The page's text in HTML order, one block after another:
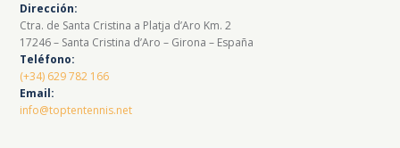
Dirección:
Ctra. de Santa Cristina a Platja d’Aro Km. 2
17246 – Santa Cristina d’Aro – Girona – España
Teléfono:
(+34) 629 782 166
Email:
info@toptentennis.net